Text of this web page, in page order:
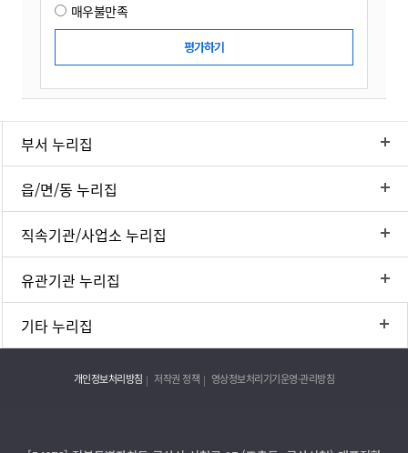
매우불만족
부서 누리집
읍/면/동 누리집
직속기관/사업소 누리집
유관기관 누리집
기타 누리집
개인정보처리방침 저작권 정책 영상정보처리기기운영·관리방침